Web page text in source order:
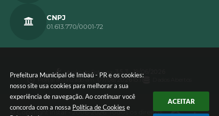
Prefeitura Municipal de Imbaú - PR e os cookies:
nosso site usa cookies para melhorar a sua
experiência de navegação. Ao continuar você
concorda com a nossa Política de Cookies e
ACEITAR
CNPJ
01.613.770/0001-72
Versão do Sistema:
3.5.3 - 19/06/2026
Portal atualizado em:
07/08/2026 15:11
© Copyright Instar - 2006-2026. Todos os direitos